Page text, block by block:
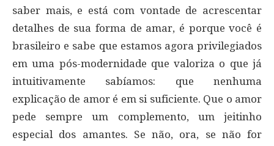
saber mais, e está com vontade de acrescentar
detalhes de sua forma de amar, é porque você é
brasileiro e sabe que estamos agora privilegiados
em uma pós-modernidade que valoriza o que já
intuitivamente sabíamos: que nenhuma
explicação de amor é em si suficiente. Que o amor
pede sempre um complemento, um jeitinho
especial dos amantes. Se não, ora, se não for